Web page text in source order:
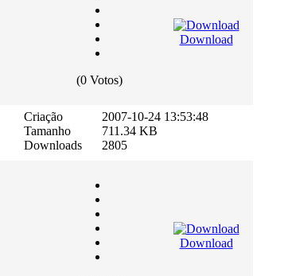
(0 Votos)
Download
Criação
Tamanho
Downloads
2007-10-24 13:53:48
711.34 KB
2805
Download